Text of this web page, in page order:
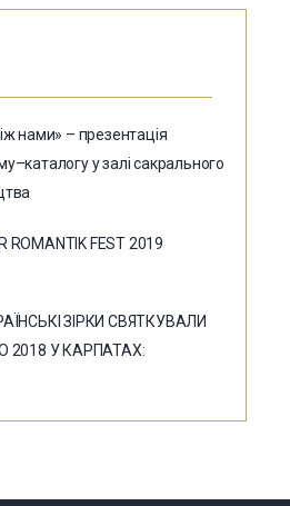
нами» – презентація
у залі сакрального
ROMANTIK FEST 2019
ЗІРКИ СВЯТКУВАЛИ
2018 У КАРПАТАХ: